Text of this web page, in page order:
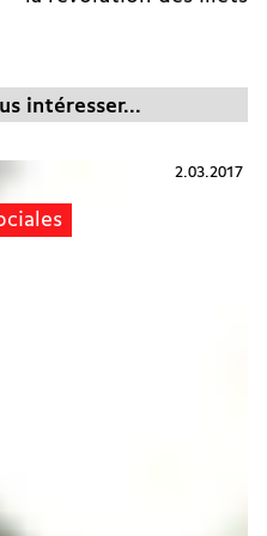
intéresser...
2.03.2017